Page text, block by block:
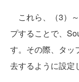
これら、（3）
プすることで、
す。その際、タッ
去するように設定